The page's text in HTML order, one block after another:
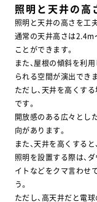
照明と天井の高
照明と天井の高さを工
通常の天井高さは2.4m
ことができます。
また、屋根の傾斜を利
られる空間が演出でき
ただし、天井を高くす
です。
開放感のある広々とし
向があります。
また、天井を高くする
照明を設置する際は、
イトなどをクマ言わせ
う。
ただし、高天井だと電
お気
山口店
0120-534-